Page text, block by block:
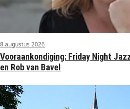
8 augustus 2026
Vooraankondiging: Friday Night
en Rob van Bavel